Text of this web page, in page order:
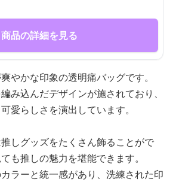
商品の詳細を見る
やかな印象の透明痛バッグです。
み込んだデザインが施されており、
愛らしさを演出しています。
しグッズをたくさん飾ることがで
も推しの魅力を堪能できます。
ラーと統一感があり、洗練された印